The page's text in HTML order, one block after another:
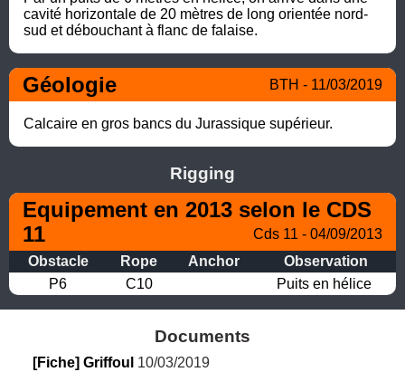
cavité horizontale de 20 mètres de long orientée nord-
sud et débouchant à flanc de falaise.
Géologie BTH - 11/03/2019
Calcaire en gros bancs du Jurassique supérieur.
Rigging
Equipement en 2013 selon le CDS
11
Cds 11 - 04/09/2013
Obstacle
Rope Anchor
Observation
P6
C10 Puits en hélice
Documents
[Fiche] Griffoul 10/03/2019